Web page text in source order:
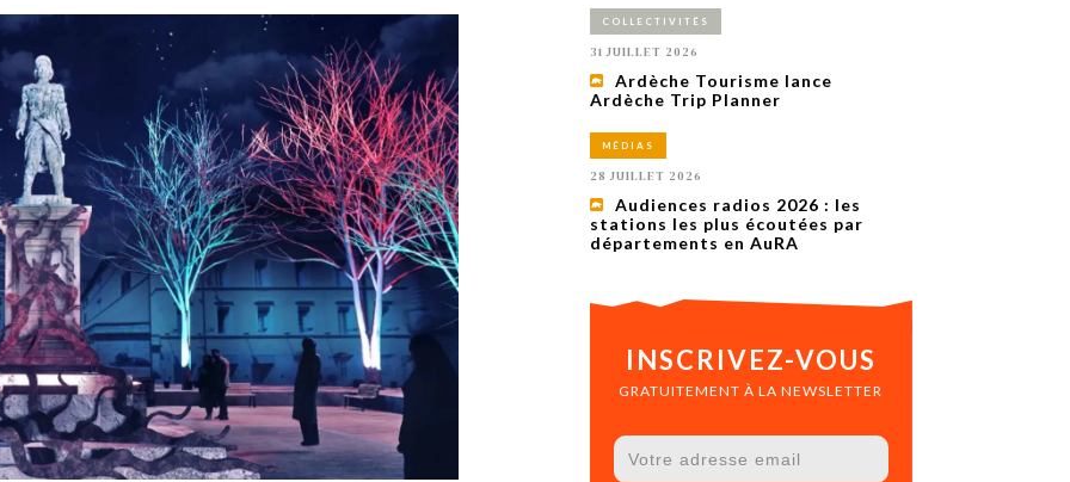
marketing et communication, revient sur
la campagne.
1 AN
COLLECTIVITÉS
31 JUILLET 2026
Ardèche Tourisme lance
Ardèche Trip Planner
MÉDIAS
28 JUILLET 2026
Audiences radios 2026 : les
stations les plus écoutées par
départements en AuRA
INSCRIVEZ-VOUS
GRATUITEMENT À LA NEWSLETTER